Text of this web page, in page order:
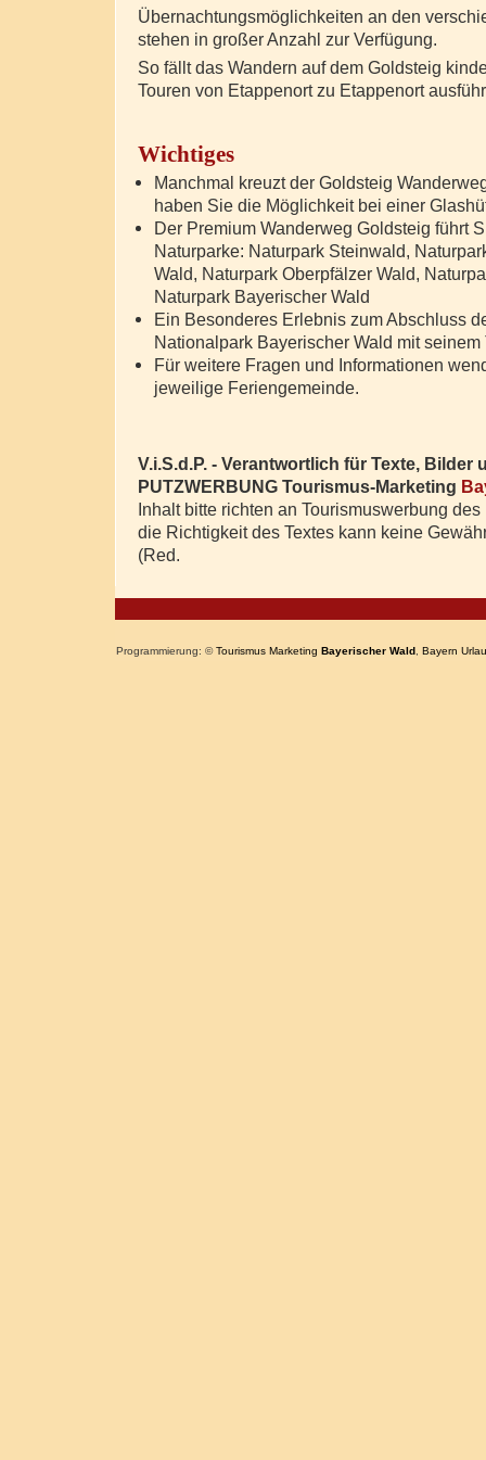
Übernachtungsmöglichkeiten an den
stehen in großer Anzahl zur Verfügung.
So fällt das Wandern auf dem Goldsteig
Touren von Etappenort zu Etappenort
Wichtiges
Manchmal kreuzt der Goldsteig
haben Sie die Möglichkeit bei einer
Der Premium Wanderweg Goldsteig führt
Naturparke: Naturpark Steinwald,
Wald, Naturpark Oberpfälzer Wald,
Naturpark Bayerischer Wald
Ein Besonderes Erlebnis zum Abschluss
Nationalpark Bayerischer Wald mit
Für weitere Fragen und Informationen
jeweilige Feriengemeinde.
V.i.S.d.P. - Verantwortlich für Texte, Bilder
PUTZWERBUNG Tourismus-Marketing
Inhalt bitte richten an Tourismuswerbung
die Richtigkeit des Textes kann keine
(Red.
Programmierung: ©Tourismus Marketing Bayerischer Wald Bayern